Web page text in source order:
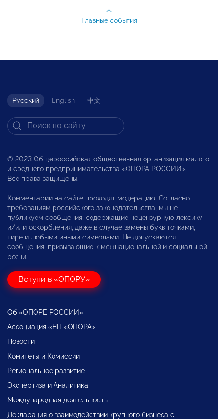
Главные события
Русский English 中文
© 2023 Общероссийская общественная организация малого
и среднего предпринимательства «ОПОРА РОССИИ».
Все права защищены.
Комментарии на сайте проходят модерацию. Согласно
требованиям российского законодательства, мы не
публикуем сообщения, содержащие нецензурную лексику
и/или оскорбления, даже в случае замены букв точками,
тире и любыми иными символами. Не допускаются
сообщения, призывающие к межнациональной и социальной
розни.
Вступи в «ОПОРУ»
Об «ОПОРЕ РОССИИ»
Ассоциация «НП «ОПОРА»
Новости
Комитеты и Комиссии
Региональное развитие
Экспертиза и Аналитика
Международная деятельность
Декларация о взаимодействии крупного бизнеса с